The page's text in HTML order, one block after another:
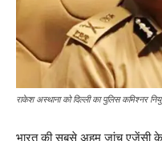
राकेश अस्थाना को दिल्ली का पुलिस कमिश्नर
भारत की सबसे अहम जांच एजेंसी